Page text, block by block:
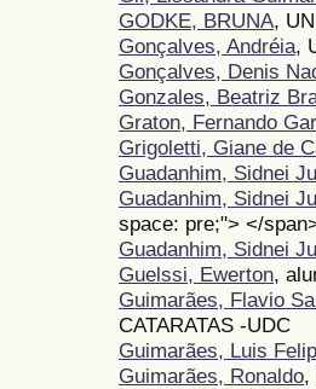
GODKE, BRUNA,
Gonçalves, Andréia,
Gonçalves, Denis
Gonzales, Beatriz
Graton, Fernando
Grigoletti, Giane de
Guadanhim, Sidnei
Guadanhim, Sidnei
space: pre;"> </
Guadanhim, Sidnei
Guelssi, Ewerton,
Guimarães, Flavio
CATARATAS -UDC
Guimarães, Luis
Guimarães, Ronaldo,